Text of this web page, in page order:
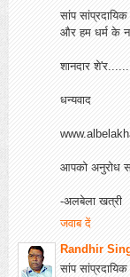
सांप सांप्रदायिक
और हम धर्म के
शानदार शे'र.......
धन्यवाद
आपको अनुरोध
-अलबेला खत्री
जवाब दें
Randhir
सांप सांप्रदायिक